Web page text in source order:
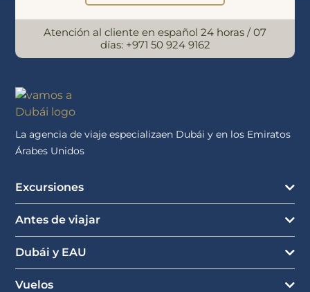
Atención al cliente en español 24 horas / 07
días: +971 50 924 9162
La agencia de viaje especializaen Dubái y en los Emiratos
Árabes Unidos
Excursiones
Antes de viajar
Dubái y EAU
Vuelos